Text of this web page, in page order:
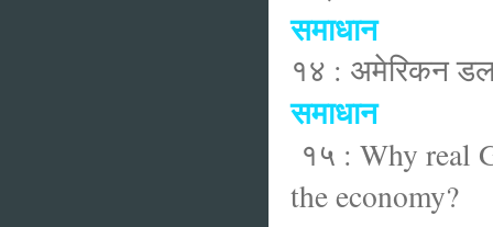
समाधान
१४ : अमेरिकन
समाधान
१५ : Why real
the economy?